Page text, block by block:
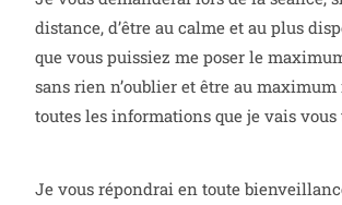
distance, d’être au calme et au plus
que vous puissiez me poser le
sans rien n’oublier et être au maximum
toutes les informations que je vais
Je vous répondrai en toute